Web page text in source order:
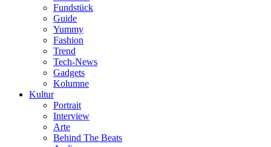
Fundstück
Guide
Yummy
Fashion
Trend
Tech-News
Gadgets
Kolumne
Kultur
Portrait
Interview
Arte
Behind The Beats